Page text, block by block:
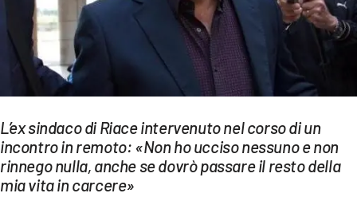
EVENTI
SPORT
Streaming
LAC TV
LAC NETWORK
LAC ONAIR
L’ex sindaco di Riace intervenuto nel corso di un
incontro in remoto: «Non ho ucciso nessuno e non
rinnego nulla, anche se dovrò passare il resto della
mia vita in carcere»